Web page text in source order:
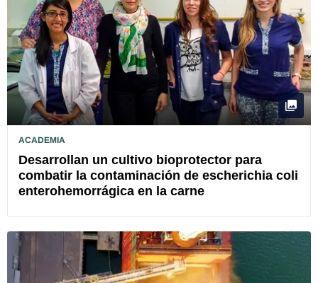
ACADEMIA
Desarrollan un cultivo bioprotector para
combatir la contaminación de escherichia coli
enterohemorrágica en la carne